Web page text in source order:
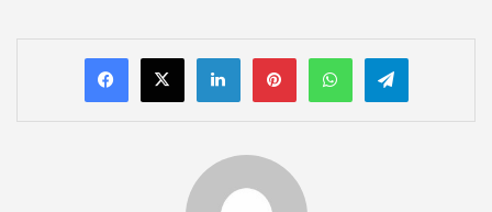
LinkedInPinterestWhatsAppTelegram